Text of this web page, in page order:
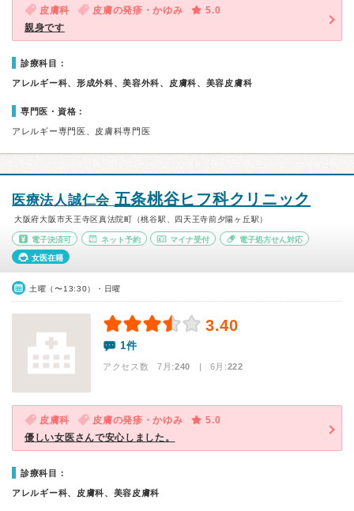
皮膚科 皮膚の発疹・かゆみ
5.0
親身です
診療科目：
アレルギー科、形成外科、美容外科、皮膚科、美容皮膚科
専門医・資格：
アレルギー専門医、皮膚科専門医
医療法人誠仁会 五条桃谷ヒフ科クリニック
大阪府大阪市天王寺区真法院町（桃谷駅、四天王寺前夕陽ヶ丘駅）
電子決済可 ネット予約 マイナ受付 電子処方せん対応
女医在籍
土曜（〜13:30）・日曜
3.40
1件
アクセス数 7月:240 | 6月:222
皮膚科 皮膚の発疹・かゆみ
5.0
優しい女医さんで安心しました。
診療科目：
アレルギー科、皮膚科、美容皮膚科